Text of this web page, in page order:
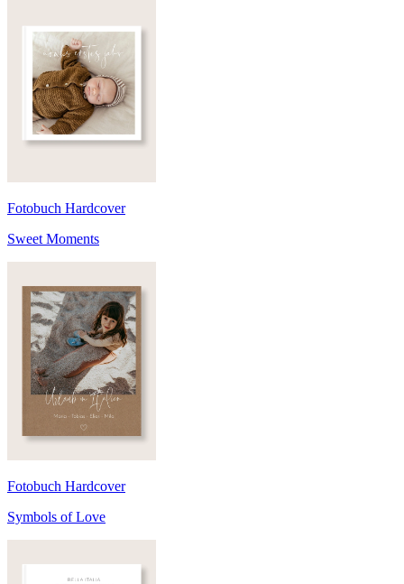
Fotobuch Hardcover
Sweet Moments
Fotobuch Hardcover
Symbols of Love